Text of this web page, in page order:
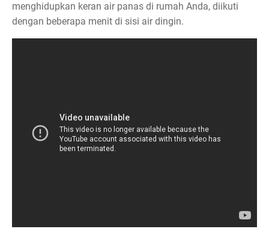
menghidupkan keran air panas di rumah Anda, diikuti
dengan beberapa menit di sisi air dingin.